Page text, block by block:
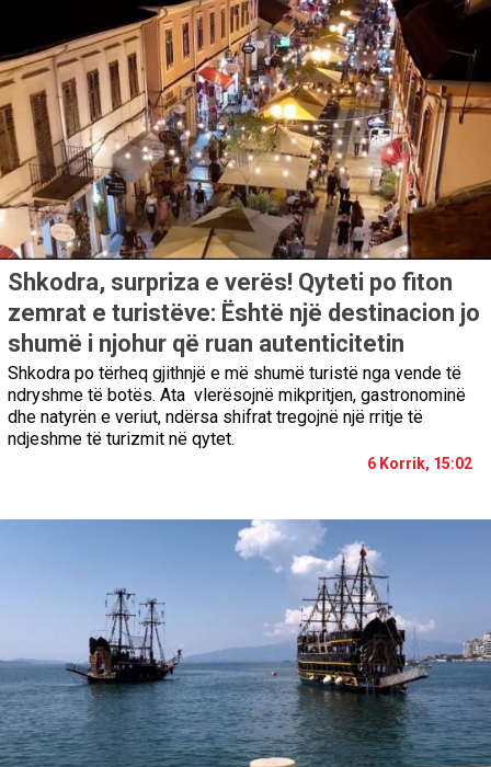
Shkodra, surpriza e verës! Qyteti po fiton
zemrat e turistëve: Është një destinacion jo
shumë i njohur që ruan autenticitetin
Shkodra po tërheq gjithnjë e më shumë turistë nga vende të
ndryshme të botës. Ata vlerësojnë mikpritjen, gastronominë
dhe natyrën e veriut, ndërsa shifrat tregojnë një rritje të
ndjeshme të turizmit në qytet.
6 Korrik, 15:02